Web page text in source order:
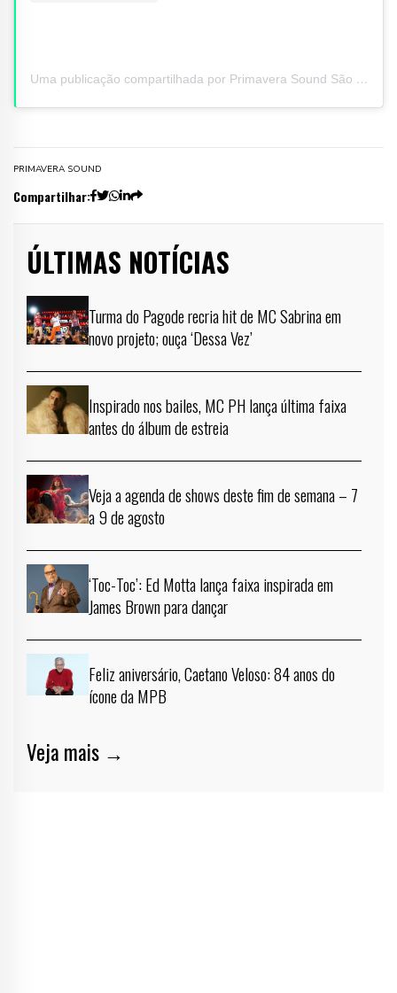
Uma publicação compartilhada por Primavera Sound São Paulo (@primaverasound.saopaulo)
PRIMAVERA SOUND
Compartilhar:
ÚLTIMAS NOTÍCIAS
Turma do Pagode recria hit de MC Sabrina em
novo projeto; ouça ‘Dessa Vez’
Inspirado nos bailes, MC PH lança última faixa
antes do álbum de estreia
Veja a agenda de shows deste fim de semana – 7
a 9 de agosto
‘Toc-Toc’: Ed Motta lança faixa inspirada em
James Brown para dançar
Feliz aniversário, Caetano Veloso: 84 anos do
ícone da MPB
Veja mais →